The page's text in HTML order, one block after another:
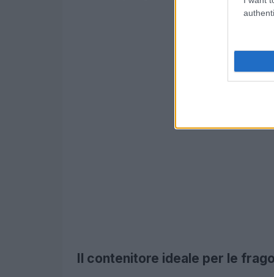
Il contenitore ideale per le